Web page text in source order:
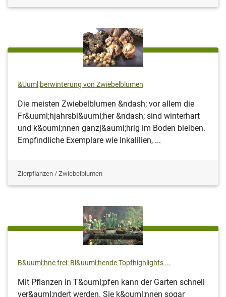
&Uuml;berwinterung von Zwiebelblumen
Die meisten Zwiebelblumen &ndash; vor allem die
Fr&uuml;hjahrsbl&uuml;her &ndash; sind winterhart
und k&ouml;nnen ganzj&auml;hrig im Boden bleiben.
Empfindliche Exemplare wie Inkalilien, ...
Zierpflanzen / Zwiebelblumen
B&uuml;hne frei: Bl&uuml;hende Topfhighlights ...
Mit Pflanzen in T&ouml;pfen kann der Garten schnell
ver&auml;ndert werden. Sie k&ouml;nnen sogar